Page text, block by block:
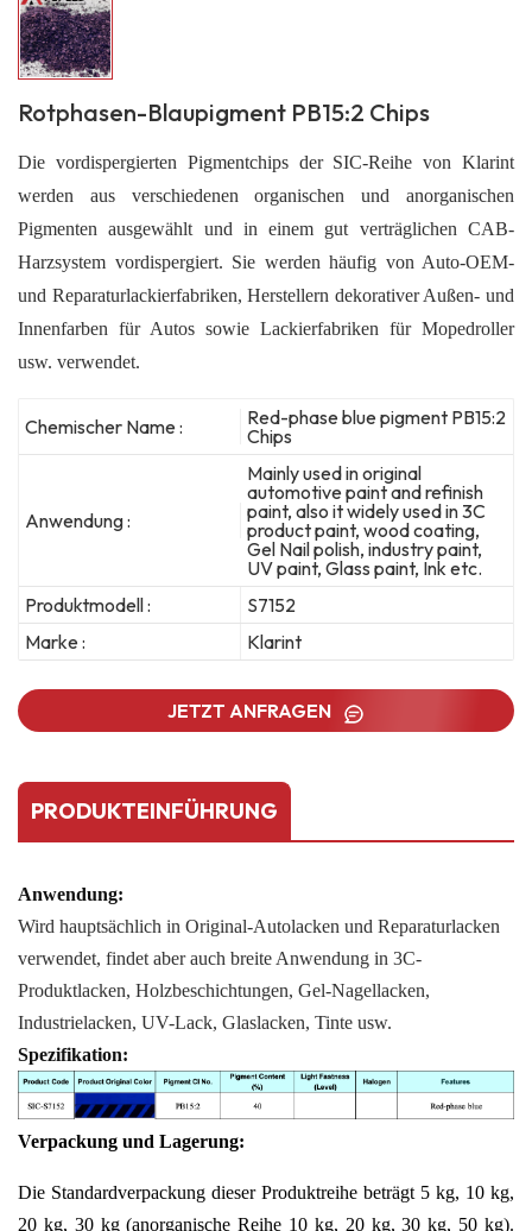
Rotphasen-Blaupigment PB15:2 Chips
Die vordispergierten Pigmentchips der SIC-Reihe von Klarint
werden aus verschiedenen organischen und anorganischen
Pigmenten ausgewählt und in einem gut verträglichen CAB-
Harzsystem vordispergiert. Sie werden häufig von Auto-OEM-
und Reparaturlackierfabriken, Herstellern dekorativer Außen- und
Innenfarben für Autos sowie Lackierfabriken für Mopedroller
usw. verwendet.
Chemischer Name :
Red-phase blue pigment PB15:2
Chips
Anwendung :
Mainly used in original
automotive paint and refinish
paint, also it widely used in 3C
product paint, wood coating,
Gel Nail polish, industry paint,
UV paint, Glass paint, Ink etc.
Produktmodell :
S7152
Marke :
Klarint
JETZT ANFRAGEN
PRODUKTEINFÜHRUNG
Anwendung:
Wird hauptsächlich in Original-Autolacken und Reparaturlacken
verwendet, findet aber auch breite Anwendung in 3C-
Produktlacken, Holzbeschichtungen, Gel-Nagellacken,
Industrielacken, UV-Lack, Glaslacken, Tinte usw.
Spezifikation:
Verpackung und Lagerung:
Die Standardverpackung dieser Produktreihe beträgt 5 kg, 10 kg,
20 kg, 30 kg (anorganische Reihe 10 kg, 20 kg, 30 kg, 50 kg).